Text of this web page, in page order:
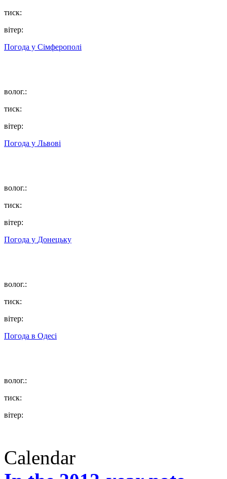
тиск:
вітер:
Погода у Сімферополі
волог.:
тиск:
вітер:
Погода у Львові
волог.:
тиск:
вітер:
Погода у Донецьку
волог.:
тиск:
вітер:
Погода в Одесі
волог.:
тиск:
вітер:
Calendar